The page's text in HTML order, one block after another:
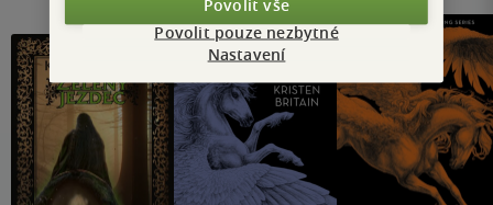
Povolit pouze nezbytné
Nastavení